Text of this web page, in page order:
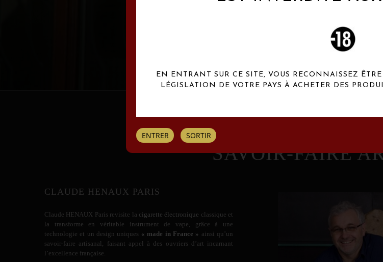
SAVOIR-FAIRE
CLAUDE HENAUX PARIS
Claude HENAUX Paris revisite la cigarette électronique classique et
la transforme en véritable instrument de vape, grâce à une
technologie et un design uniques « made in France » ainsi qu’un
savoir-faire artisanal, faisant appel à des ouvriers d’art incarnant
l’excellence française.
EN ENTRANT SUR CE SITE, VOUS RECONNAISSEZ
LÉGISLATION DE VOTRE PAYS À ACHETER DES
ENTRER SORTIR